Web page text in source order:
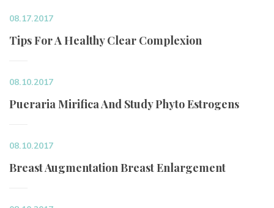
08.17.2017
Tips For A Healthy Clear Complexion
08.10.2017
Pueraria Mirifica And Study Phyto Estrogen
08.10.2017
Breast Augmentation Breast Enlargement